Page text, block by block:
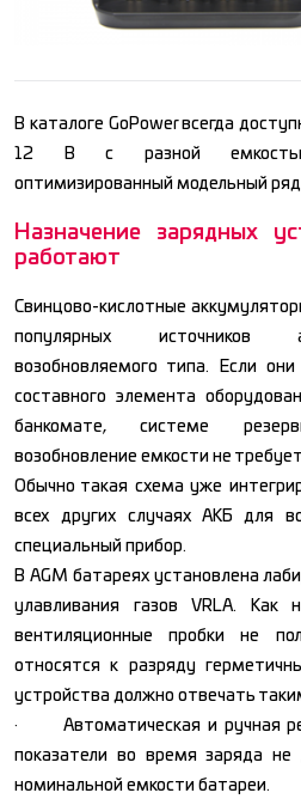
В каталоге GoPower всегда
12 В с разной
оптимизированный модельный
Назначение зарядных
работают
Свинцово-кислотные
популярных источников
возобновляемого типа. Если
составного элемента
банкомате, системе
возобновление емкости не
Обычно такая схема уже
всех других случаях АКБ для
специальный прибор.
В AGM батареях установлена
улавливания газов VRLA. Как
вентиляционные пробки не
относятся к разряду
устройства должно отвечать
· Автоматическая и ручная
показатели во время заряда
номинальной емкости батареи.